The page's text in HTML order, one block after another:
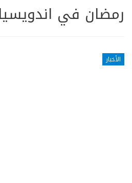
رمضان في اندويسيا
الأخبار